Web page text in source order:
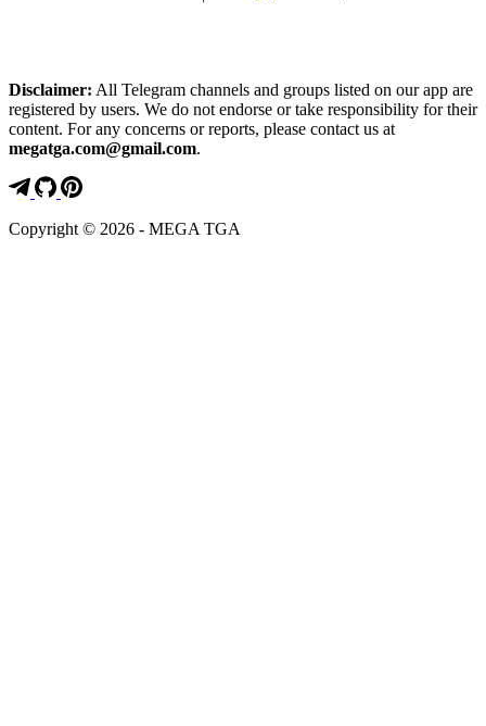
Disclaimer: All Telegram channels and groups listed on our app are
registered by users. We do not endorse or take responsibility for their
content. For any concerns or reports, please contact us at
megatga.com@gmail.com.
Copyright © 2026 - MEGA TGA